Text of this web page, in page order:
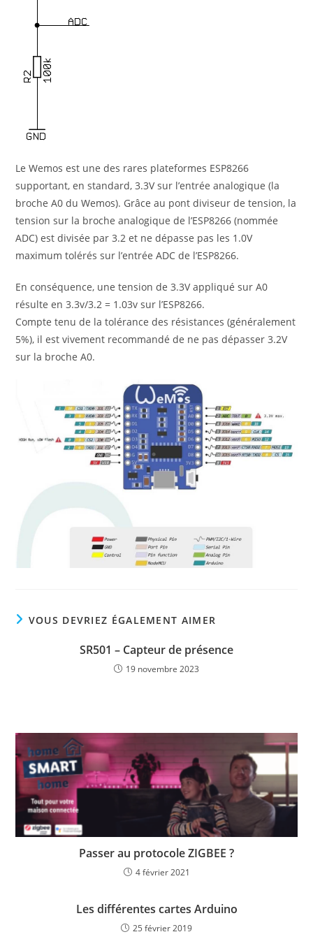
Le Wemos est une des rares plateformes ESP8266
supportant, en standard, 3.3V sur l’entrée analogique (la
broche A0 du Wemos). Grâce au pont diviseur de tension, la
tension sur la broche analogique de l’ESP8266 (nommée
ADC) est divisée par 3.2 et ne dépasse pas les 1.0V
maximum tolérés sur l’entrée ADC de l’ESP8266.
En conséquence, une tension de 3.3V appliqué sur A0
résulte en 3.3v/3.2 = 1.03v sur l’ESP8266.
Compte tenu de la tolérance des résistances (généralement
5%), il est vivement recommandé de ne pas dépasser 3.2V
sur la broche A0.
VOUS DEVRIEZ ÉGALEMENT AIMER
SR501 – Capteur de présence
19 novembre 2023
Passer au protocole ZIGBEE ?
4 février 2021
Les différentes cartes Arduino
25 février 2019